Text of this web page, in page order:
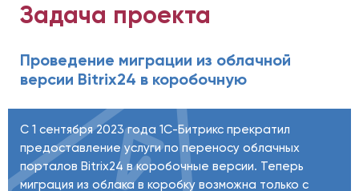
Задача проекта
Проведение миграции из облачной
версии Bitrix24 в коробочную
С 1 сентября 2023 года 1С-Битрикс прекратил
предоставление услуги по переносу облачных
порталов Bitrix24 в коробочные версии. Теперь
миграция из облака в коробку возможна только с